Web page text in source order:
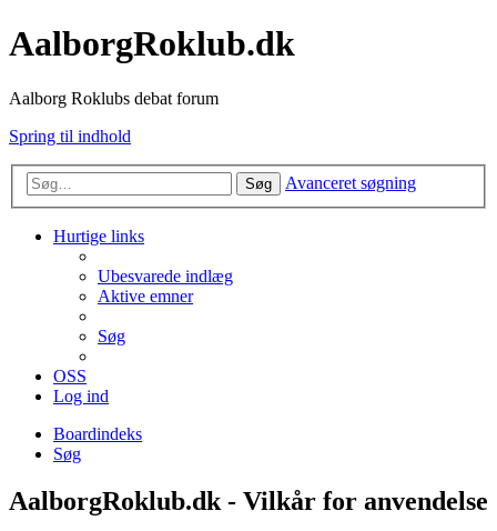
AalborgRoklub.dk
Aalborg Roklubs debat forum
Spring til indhold
Søg Avanceret søgning
Hurtige links
Ubesvarede indlæg
Aktive emner
Søg
OSS
Log ind
Boardindeks
Søg
AalborgRoklub.dk - Vilkår for anvendelse